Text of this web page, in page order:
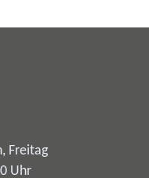
Freitag
Uhr